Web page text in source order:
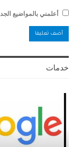
أعلمني بالمواضيع
خدمات